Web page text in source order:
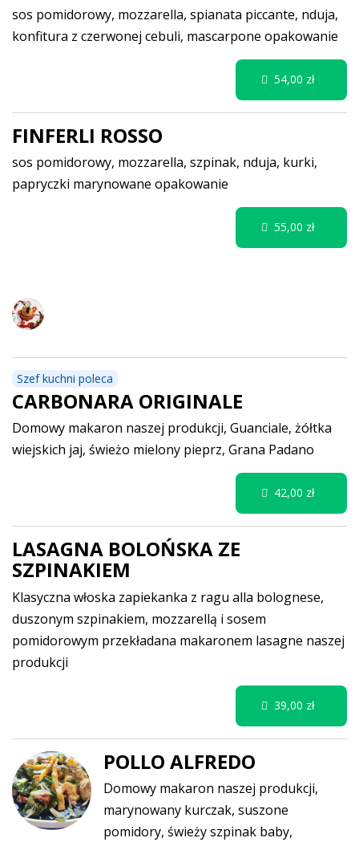
sos pomidorowy, mozzarella, spianata piccante, nduja,
konfitura z czerwonej cebuli, mascarpone opakowanie
FINFERLI ROSSO
sos pomidorowy, mozzarella, szpinak, nduja, kurki,
papryczki marynowane opakowanie
Szef kuchni poleca
CARBONARA ORIGINALE
Domowy makaron naszej produkcji, Guanciale, żółtka
wiejskich jaj, świeżo mielony pieprz, Grana Padano
LASAGNA BOLOŃSKA ZE
SZPINAKIEM
Klasyczna włoska zapiekanka z ragu alla bolognese,
duszonym szpinakiem, mozzarellą i sosem
pomidorowym przekładana makaronem lasagne naszej
produkcji
POLLO ALFREDO
Domowy makaron naszej produkcji,
marynowany kurczak, suszone
pomidory, świeży szpinak baby,